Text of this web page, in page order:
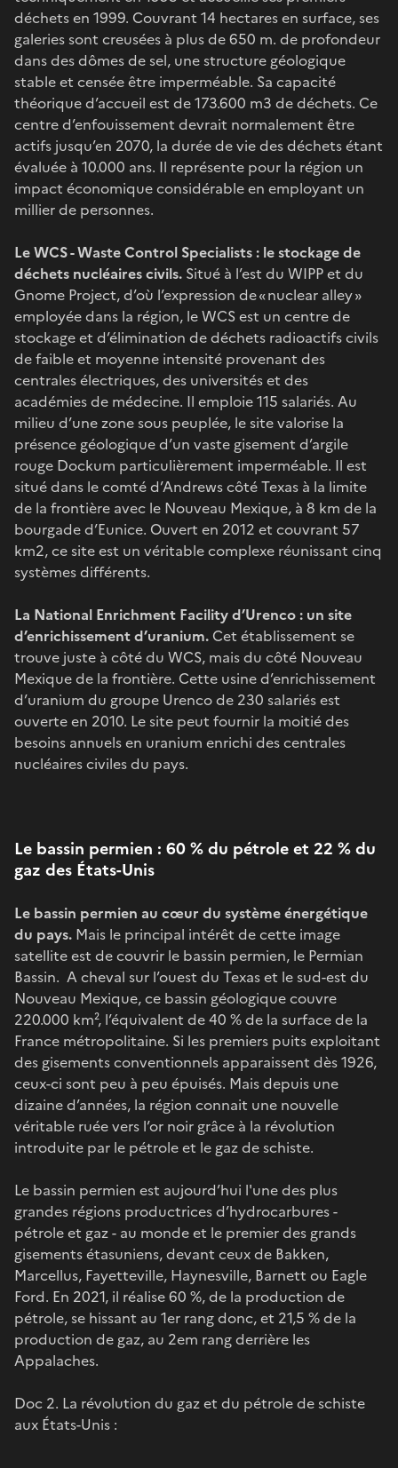
déchets en 1999. Couvrant 14 hectares en surface, ses
galeries sont creusées à plus de 650 m. de profondeur
dans des dômes de sel, une structure géologique
stable et censée être imperméable. Sa capacité
théorique d’accueil est de 173.600 m3 de déchets. Ce
centre d’enfouissement devrait normalement être
actifs jusqu’en 2070, la durée de vie des déchets étant
évaluée à 10.000 ans. Il représente pour la région un
impact économique considérable en employant un
millier de personnes.
Le WCS - Waste Control Specialists : le stockage de
déchets nucléaires civils. Situé à l’est du WIPP et du
Gnome Project, d’où l’expression de « nuclear alley »
employée dans la région, le WCS est un centre de
stockage et d’élimination de déchets radioactifs civils
de faible et moyenne intensité provenant des
centrales électriques, des universités et des
académies de médecine. Il emploie 115 salariés. Au
milieu d’une zone sous peuplée, le site valorise la
présence géologique d’un vaste gisement d’argile
rouge Dockum particulièrement imperméable. Il est
situé dans le comté d’Andrews côté Texas à la limite
de la frontière avec le Nouveau Mexique, à 8 km de la
bourgade d’Eunice. Ouvert en 2012 et couvrant 57
km2, ce site est un véritable complexe réunissant cinq
systèmes différents.
La National Enrichment Facility d’Urenco : un site
d’enrichissement d’uranium. Cet établissement se
trouve juste à côté du WCS, mais du côté Nouveau
Mexique de la frontière. Cette usine d’enrichissement
d’uranium du groupe Urenco de 230 salariés est
ouverte en 2010. Le site peut fournir la moitié des
besoins annuels en uranium enrichi des centrales
nucléaires civiles du pays.
Le bassin permien : 60 % du pétrole et 22 % du
gaz des États-Unis
Le bassin permien au cœur du système énergétique
du pays. Mais le principal intérêt de cette image
satellite est de couvrir le bassin permien, le Permian
Bassin. A cheval sur l’ouest du Texas et le sud-est du
Nouveau Mexique, ce bassin géologique couvre
220.000 km², l’équivalent de 40 % de la surface de la
France métropolitaine. Si les premiers puits exploitant
des gisements conventionnels apparaissent dès 1926,
ceux-ci sont peu à peu épuisés. Mais depuis une
dizaine d’années, la région connait une nouvelle
véritable ruée vers l’or noir grâce à la révolution
introduite par le pétrole et le gaz de schiste.
Le bassin permien est aujourd’hui l'une des plus
grandes régions productrices d’hydrocarbures -
pétrole et gaz - au monde et le premier des grands
gisements étasuniens, devant ceux de Bakken,
Marcellus, Fayetteville, Haynesville, Barnett ou Eagle
Ford. En 2021, il réalise 60 %, de la production de
pétrole, se hissant au 1er rang donc, et 21,5 % de la
production de gaz, au 2em rang derrière les
Appalaches.
Doc 2. La révolution du gaz et du pétrole de schiste
aux États-Unis :